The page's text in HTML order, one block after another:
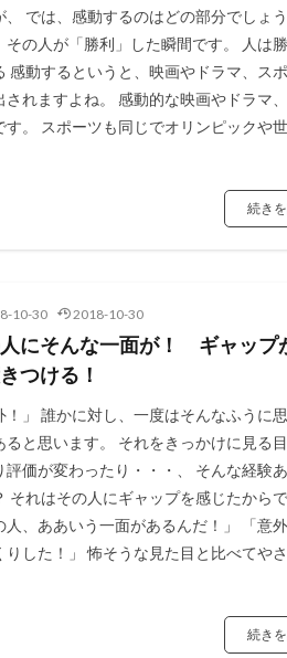
、 では、感動するのはどの部分でしょ
その人が「勝利」した瞬間です。 人は
感動するというと、映画やドラマ、ス
されますよね。 感動的な映画やドラマ
す。 スポーツも同じでオリンピックや
続き
10-30 2018-10-30
にそんな一面が！ ギャップ
つける！
！」 誰かに対し、一度はそんなふうに
ると思います。 それをきっかけに見る
評価が変わったり・・・、 そんな経験
それはその人にギャップを感じたからで
人、ああいう一面があるんだ！」 「意
りした！」 怖そうな見た目と比べてや
続き